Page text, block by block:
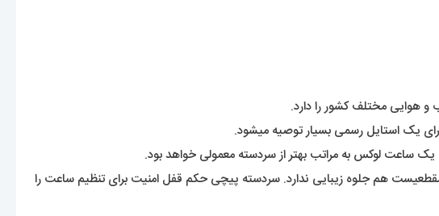
و هوایی مختلف کشور را دارد.
یک استایل رسمی بسیار توصیه میشود.
ساعت لوکس به مراتب بهتر از سردسته معمولی خواهد بود.
هم جلوه زیبایی ندارد. سردسته پیچی حکم قفل امنیت برای تنظیم ساعت را